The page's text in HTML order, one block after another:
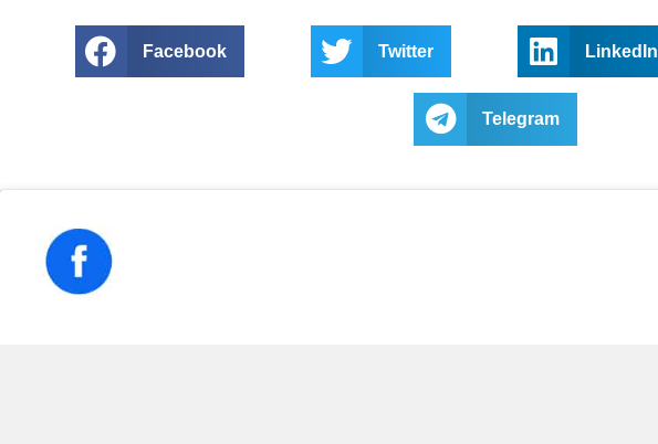
Facebook Twitter LinkedIn
Telegram